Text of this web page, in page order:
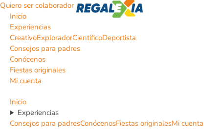
Quiero ser colaborador
Inicio
Experiencias
CreativoExploradorCientíficoDeportista
Consejos para padres
Conócenos
Fiestas originales
Mi cuenta
Inicio
Experiencias
Consejos para padresConócenosFiestas originalesMi cuenta